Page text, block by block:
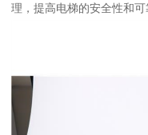
理，提高电梯的安全性和可